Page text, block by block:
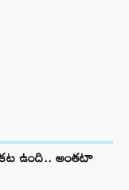
ఉంది.. అంతటా